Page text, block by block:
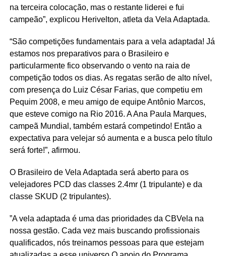
na terceira colocação, mas o restante liderei e fui
campeão”, explicou Herivelton, atleta da Vela Adaptada.
“São competições fundamentais para a vela adaptada! Já
estamos nos preparativos para o Brasileiro e
particularmente fico observando o vento na raia de
competição todos os dias. As regatas serão de alto nível,
com presença do Luiz César Farias, que competiu em
Pequim 2008, e meu amigo de equipe Antônio Marcos,
que esteve comigo na Rio 2016. A Ana Paula Marques,
campeã Mundial, também estará competindo! Então a
expectativa para velejar só aumenta e a busca pelo título
será forte!”, afirmou.
O Brasileiro de Vela Adaptada será aberto para os
velejadores PCD das classes 2.4mr (1 tripulante) e da
classe SKUD (2 tripulantes).
”A vela adaptada é uma das prioridades da CBVela na
nossa gestão. Cada vez mais buscando profissionais
qualificados, nós treinamos pessoas para que estejam